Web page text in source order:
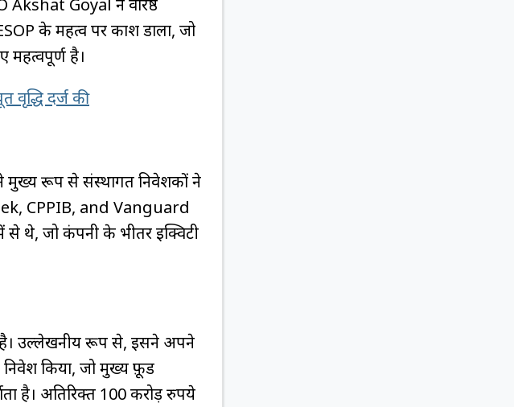
के महत्व पर प्रकाश डाला, जो
है।
दर्ज की
मुख्य रूप से संस्थागत निवेशकों ने
CPPIB, and Vanguard
थे, जो कंपनी के भीतर इक्विटी
है। उल्लेखनीय रूप से, इसने अपने
किया, जो मुख्य फ़ूड
है। अतिरिक्त 100 करोड़ रुपये